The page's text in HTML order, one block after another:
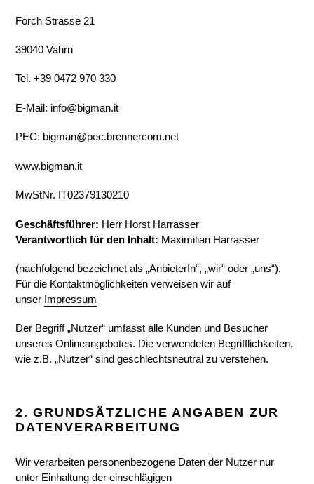
Forch Strasse 21
39040 Vahrn
Tel. +39 0472 970 330
E-Mail: info@bigman.it
PEC: bigman@pec.brennercom.net
www.bigman.it
MwStNr. IT02379130210
Geschäftsführer: Herr Horst Harrasser
Verantwortlich für den Inhalt: Maximilian Harrasser
(nachfolgend bezeichnet als „AnbieterIn“, „wir“ oder „uns“).
Für die Kontaktmöglichkeiten verweisen wir auf
unser Impressum
Der Begriff „Nutzer“ umfasst alle Kunden und Besucher
unseres Onlineangebotes. Die verwendeten Begrifflichkeiten,
wie z.B. „Nutzer“ sind geschlechtsneutral zu verstehen.
2. GRUNDSÄTZLICHE ANGABEN ZUR
DATENVERARBEITUNG
Wir verarbeiten personenbezogene Daten der Nutzer nur
unter Einhaltung der einschlägigen